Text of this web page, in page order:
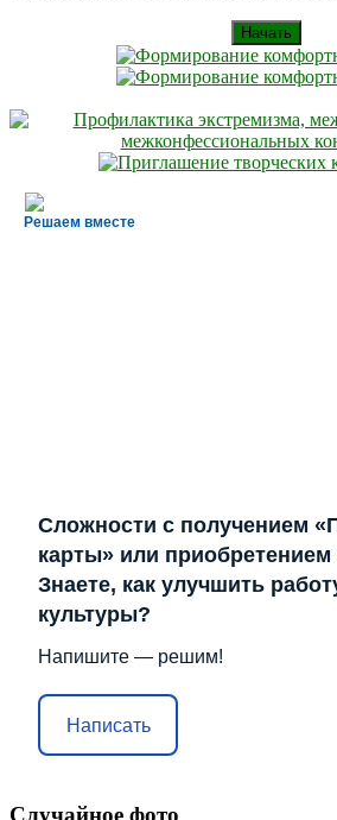
Начать
Решаем вместе
Сложности с получением
карты» или приобретением
Знаете, как улучшить
культуры?
Напишите — решим!
Написать
Случайное фото